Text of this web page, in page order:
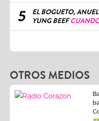
5
EL BOGUETO,
YUNG BEEF
OTROS MEDIOS